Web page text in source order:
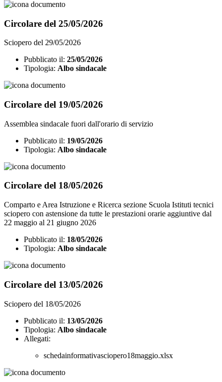
Circolare del 25/05/2026
Sciopero del 29/05/2026
Pubblicato il: 25/05/2026
Tipologia: Albo sindacale
Circolare del 19/05/2026
Assemblea sindacale fuori dall'orario di servizio
Pubblicato il: 19/05/2026
Tipologia: Albo sindacale
Circolare del 18/05/2026
Comparto e Area Istruzione e Ricerca sezione Scuola Istituti tecnici
sciopero con astensione da tutte le prestazioni orarie aggiuntive dal
22 maggio al 21 giugno 2026
Pubblicato il: 18/05/2026
Tipologia: Albo sindacale
Circolare del 13/05/2026
Sciopero del 18/05/2026
Pubblicato il: 13/05/2026
Tipologia: Albo sindacale
Allegati:
schedainformativasciopero18maggio.xlsx